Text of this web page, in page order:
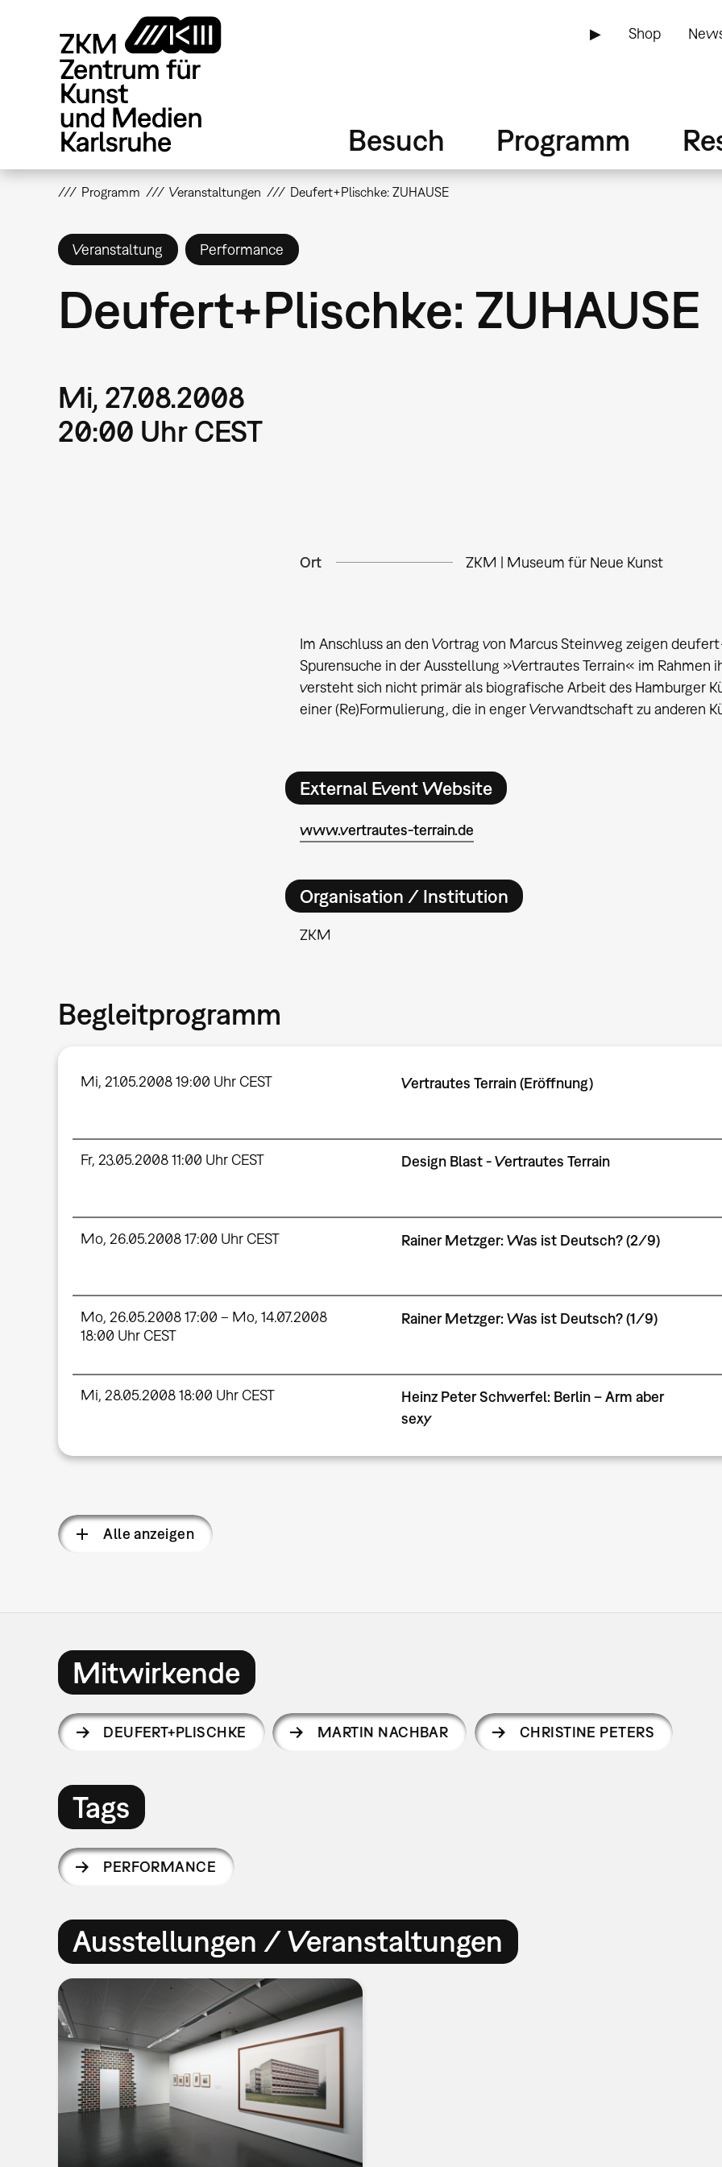
▶ Shop
Besuch Programm
Programm Veranstaltungen Deufert+Plischke: ZUHAUSE
Veranstaltung Performance
Deufert+Plischke: ZUHAUSE
Mi, 27.08.2008
20:00 Uhr CEST
Ort ZKM | Museum für Neue Kunst
Im Anschluss an den Vortrag von Marcus Steinweg zeigen
Spurensuche in der Ausstellung »Vertrautes Terrain« im Rahmen
versteht sich nicht primär als biografische Arbeit des Hamburger
einer (Re)Formulierung, die in enger Verwandtschaft zu anderen
External Event Website
www.vertrautes-terrain.de
Organisation / Institution
ZKM
Begleitprogramm
Mi, 21.05.2008 19:00 Uhr CEST Vertrautes Terrain (Eröffnung)
Fr, 23.05.2008 11:00 Uhr CEST Design Blast - Vertrautes Terrain
Mo, 26.05.2008 17:00 Uhr CEST Rainer Metzger: Was ist Deutsch? (2/9)
Mo, 26.05.2008 17:00 – Mo, 14.07.2008
18:00 Uhr CEST
Rainer Metzger: Was ist Deutsch? (1/9)
Mi, 28.05.2008 18:00 Uhr CEST
Heinz Peter Schwerfel: Berlin – Arm aber
sexy
Alle anzeigen
Mitwirkende
DEUFERT+PLISCHKE MARTIN NACHBAR CHRISTINE PETERS
Tags
PERFORMANCE
Ausstellungen / Veranstaltungen